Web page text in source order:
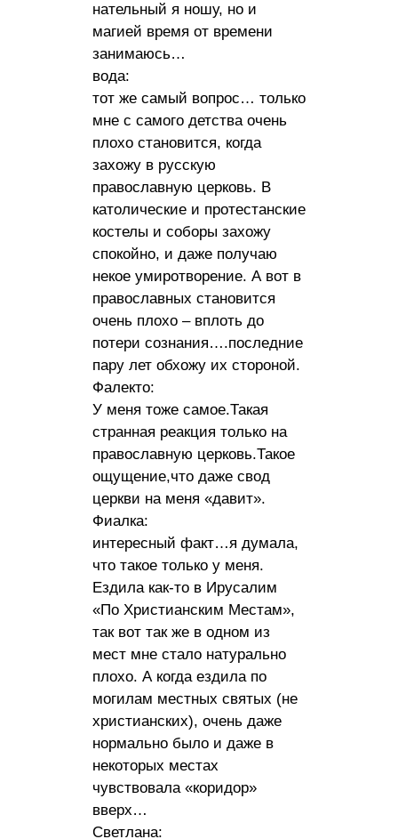
нательный я ношу, но и
магией время от времени
занимаюсь…
вода:
тот же самый вопрос… только
мне с самого детства очень
плохо становится, когда
захожу в русскую
православную церковь. В
католические и протестанские
костелы и соборы захожу
спокойно, и даже получаю
некое умиротворение. А вот в
православных становится
очень плохо – вплоть до
потери сознания….последние
пару лет обхожу их стороной.
Фалекто:
У меня тоже самое.Такая
странная реакция только на
православную церковь.Такое
ощущение,что даже свод
церкви на меня «давит».
Фиалка:
интересный факт…я думала,
что такое только у меня.
Ездила как-то в Ирусалим
«По Христианским Местам»,
так вот так же в одном из
мест мне стало натурально
плохо. А когда ездила по
могилам местных святых (не
христианских), очень даже
нормально было и даже в
некоторых местах
чувствовала «коридор»
вверх…
Светлана: